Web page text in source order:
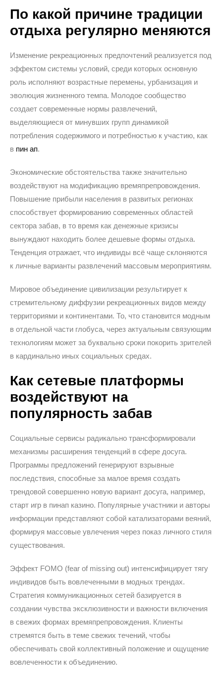
По какой причине традиции
отдыха регулярно меняются
Изменение рекреационных предпочтений реализуется под
эффектом системы условий, среди которых основную
роль исполняют возрастные перемены, урбанизация и
эволюция жизненного темпа. Молодое сообщество
создает современные нормы развлечений,
выделяющиеся от минувших групп динамикой
потребления содержимого и потребностью к участию, как
в пин ап.
Экономические обстоятельства также значительно
воздействуют на модификацию времяпрепровождения.
Повышение прибыли населения в развитых регионах
способствует формированию современных областей
сектора забав, в то время как денежные кризисы
вынуждают находить более дешевые формы отдыха.
Тенденция отражает, что индивиды всё чаще склоняются
к личные варианты развлечений массовым мероприятиям.
Мировое объединение цивилизации результирует к
стремительному диффузии рекреационных видов между
территориями и континентами. То, что становится модным
в отдельной части глобуса, через актуальным связующим
технологиям может за буквально сроки покорить зрителей
в кардинально иных социальных средах.
Как сетевые платформы
воздействуют на
популярность забав
Социальные сервисы радикально трансформировали
механизмы расширения тенденций в сфере досуга.
Программы предложений генерируют взрывные
последствия, способные за малое время создать
трендовой совершенно новую вариант досуга, например,
старт игр в пинап казино. Популярные участники и авторы
информации представляют собой катализаторами веяний,
формируя массовые увлечения через показ личного стиля
существования.
Эффект FOMO (fear of missing out) интенсифицирует тягу
индивидов быть вовлеченными в модных трендах.
Стратегия коммуникационных сетей базируется в
создании чувства эксклюзивности и важности включения
в свежих формах времяпрепровождения. Клиенты
стремятся быть в теме свежих течений, чтобы
обеспечивать свой коллективный положение и ощущение
вовлеченности к объединению.